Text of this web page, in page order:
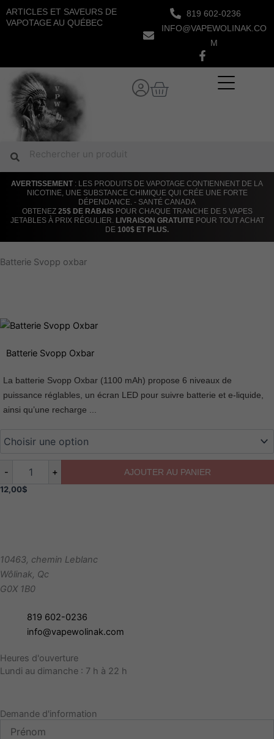
Aller
au
ARTICLES ET SAVEURS DE
VAPOTAGE AU QUÉBEC
819 602-0236
INFO@VAPEWOLINAK.CO
M
Panier
Rechercher
AVERTISSEMENT : LES PRODUITS DE VAPOTAGE CONTIENNENT DE LA
NICOTINE, UNE SUBSTANCE CHIMIQUE QUI CRÉE UNE FORTE
DÉPENDANCE. - SANTÉ CANADA
OBTENEZ 25$ DE RABAISPOUR CHAQUE TRANCHE DE 5 VAPES
JETABLES À PRIX RÉGULIER. LIVRAISON GRATUITEPOUR TOUT ACHAT
DE 100$ ET PLUS.
Batterie Svopp oxbar
Batterie Svopp Oxbar
La batterie Svopp Oxbar (1100 mAh) propose 6 niveaux de
puissance réglables, un écran LED pour suivre batterie et e-liquide,
ainsi qu’une recharge ...
- +
AJOUTER AU PANIER
12,00$
10463, chemin Leblanc
Wôlinak, Qc
G0X 1B0
819 602-0236
info@vapewolinak.com
Heures d'ouverture
Lundi au dimanche : 7 h à 22 h
Demande d'information
Prénom